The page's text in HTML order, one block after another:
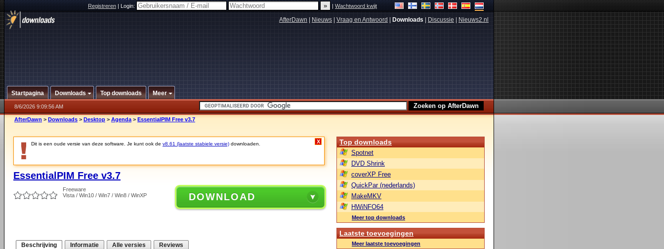
Registreren|Login: |Wachtwoord kwijt
AfterDawn Nieuws Vraag en Antwoord Downloads Discussie Nieuws2.nl
Startpagina Downloads Top downloads Meer
8/6/2026 9:09:56 AM
AfterDawn > Downloads > Desktop > Agenda > EssentialPIM Free v3.7
Dit is een oude versie van deze software. Je kunt ook de v8.61 (laatste stabiele versie) downloaden. X
EssentialPIM Free v3.7
Freeware
Vista / Win10 / Win7 / Win8 / WinXP
DOWNLOAD
Beschrijving Informatie Alle versies Reviews
Top downloads
Spotnet
DVD Shrink
coverXP Free
QuickPar (nederlands)
MakeMKV
HWiNFO64
Meer top downloads
Laatste toevoegingen
Meer laatste toevoegingen